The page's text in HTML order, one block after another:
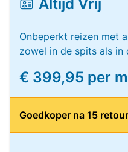
Altijd Vrij
Onbeperkt reizen met
zowel in de spits als in
€ 399,95 per
Goedkoper na 15